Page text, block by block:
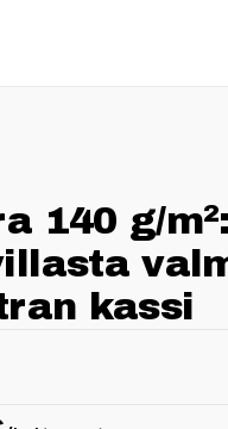
140 g/
kassi